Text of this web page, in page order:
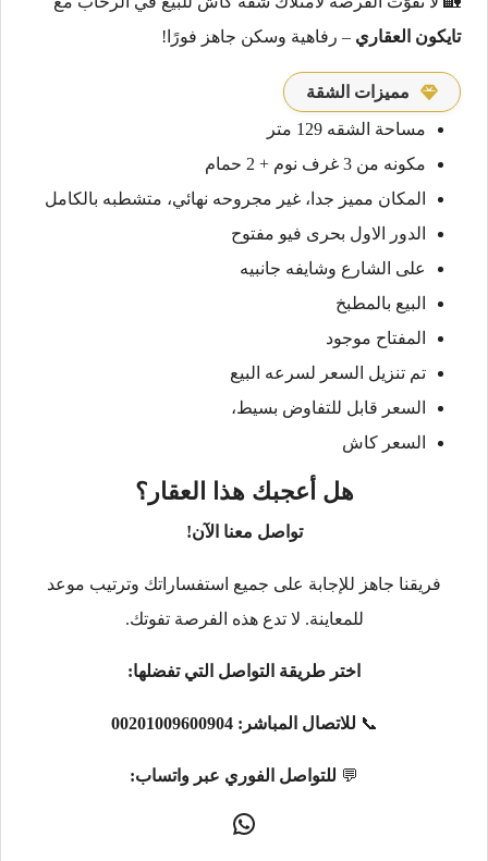
تايكون العقاري – رفاهية وسكن جاهز فورًا!
مميزات الشقة
مساحة الشقه 129 متر
مكونه من 3 غرف نوم + 2 حمام
المكان مميز جدا، غير مجروحه نهائي، متشطبه بالكامل
الدور الاول بحرى فيو مفتوح
على الشارع وشايفه جانبيه
البيع بالمطبخ
المفتاح موجود
تم تنزيل السعر لسرعه البيع
السعر قابل للتفاوض بسيط،
السعر كاش
هل أعجبك هذا العقار؟
تواصل معنا الآن!
فريقنا جاهز للإجابة على جميع استفساراتك وترتيب موعد
للمعاينة. لا تدع هذه الفرصة تفوتك.
اختر طريقة التواصل التي تفضلها:
📞 للاتصال المباشر: 00201009600904
💬 للتواصل الفوري عبر واتساب: